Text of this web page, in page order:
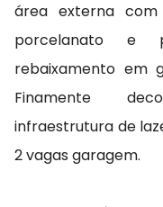
área externa com
porcelanato e
rebaixamento em
Finamente
infraestrutura de
2 vagas garagem.